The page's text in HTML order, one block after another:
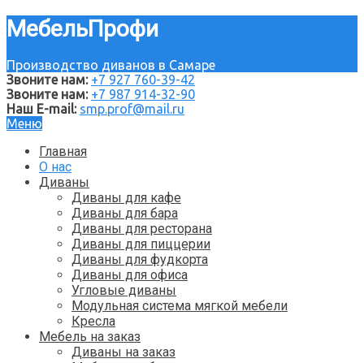
МебельПрофи
Производство диванов в Самаре
Звоните нам: +7 927 760-39-42
Звоните нам: +7 987 914-32-90
Наш E-mail: smp.prof@mail.ru
Меню
Главная
О нас
Диваны
Диваны для кафе
Диваны для бара
Диваны для ресторана
Диваны для пиццерии
Диваны для фудкорта
Диваны для офиса
Угловые диваны
Модульная система мягкой мебели
Кресла
Мебель на заказ
Диваны на заказ